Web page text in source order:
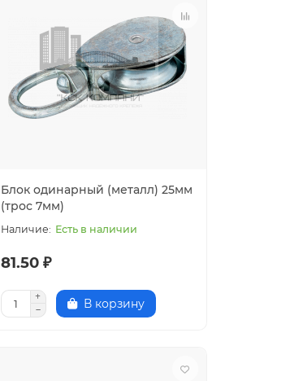
Блок одинарный (металл) 25мм
(трос 7мм)
Есть в наличии
81.50 ₽
В корзину